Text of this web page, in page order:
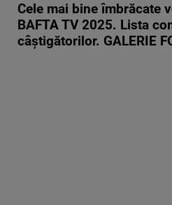
Cele mai bine îmbrăcate
BAFTA TV 2025. Lista
câștigătorilor. GALERIE